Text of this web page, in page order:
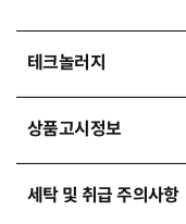
테크놀러지
상품고시정보
세탁 및 취급 주의사항